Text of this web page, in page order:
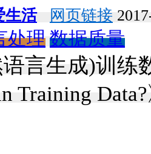
生活 网页链接
处理 数据质量
语言生成)训
Training